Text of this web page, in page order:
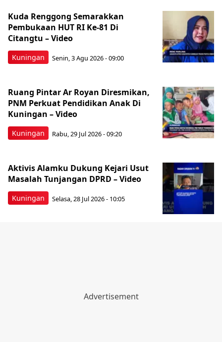
Kuningan
Kuda Renggong Semarakkan
Pembukaan HUT RI Ke-81 Di
Citangtu – Video
Senin, 3 Agu 2026 - 09:00
Kuningan
Ruang Pintar Ar Royan Diresmikan,
PNM Perkuat Pendidikan Anak Di
Kuningan – Video
Rabu, 29 Jul 2026 - 09:20
Kuningan
Aktivis Alamku Dukung Kejari Usut
Masalah Tunjangan DPRD – Video
Selasa, 28 Jul 2026 - 10:05